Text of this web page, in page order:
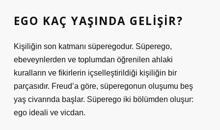
EGO KAÇ YAŞINDA GELIŞIR?
Kişiliğin son katmanı süperegodur. Süperego,
ebeveynlerden ve toplumdan öğrenilen ahlaki
kuralların ve fikirlerin içselleştirildiği kişiliğin bir
parçasıdır. Freud’a göre, süperegonun oluşumu beş
yaş civarında başlar. Süperego iki bölümden oluşur:
ego ideali ve vicdan.